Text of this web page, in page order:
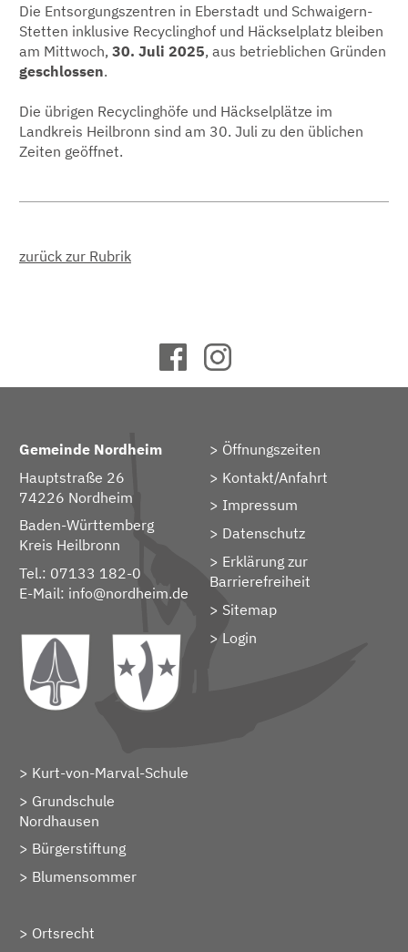
Die Entsorgungszentren in Eberstadt und Schwaigern-
Stetten inklusive Recyclinghof und Häckselplatz bleiben
am Mittwoch, 30. Juli 2025, aus betrieblichen Gründen
geschlossen.
Die übrigen Recyclinghöfe und Häckselplätze im
Landkreis Heilbronn sind am 30. Juli zu den üblichen
Zeiten geöffnet.
zurück zur Rubrik
Gemeinde Nordheim
Hauptstraße 26
74226 Nordheim
Baden-Württemberg
Kreis Heilbronn
Tel.: 07133 182-0
E-Mail: info@nordheim.de
Öffnungszeiten
Kontakt/Anfahrt
Impressum
Datenschutz
Erklärung zur
Barrierefreiheit
Sitemap
> Login
Kurt-von-Marval-Schule
Grundschule
Nordhausen
Bürgerstiftung
Blumensommer
Ortsrecht